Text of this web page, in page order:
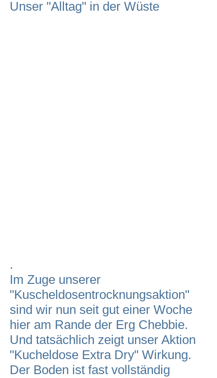
Unser "Alltag" in der Wüste
.
Im Zuge unserer
"Kuscheldosentrocknungsaktion"
sind wir nun seit gut einer Woche
hier am Rande der Erg Chebbie.
Und tatsächlich zeigt unser Aktion
"Kucheldose Extra Dry" Wirkung.
Der Boden ist fast vollständig